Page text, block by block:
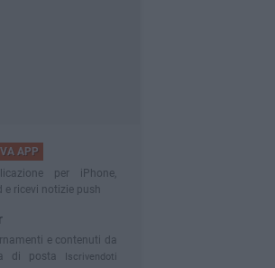
APP
per iPhone,
e ricevi notizie push
e contenuti da
di posta
Iscrivendoti